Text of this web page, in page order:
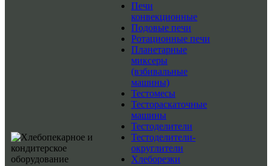
Печи
конвекционные
Подовые печи
Ротационные печи
Планетарные
миксеры
(взбивальные
машины)
Тестомесы
Тестораскаточные
машины
Тестоделители
Тестоделители-
округлители
Хлеборезки